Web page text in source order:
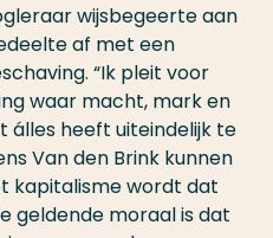
wijsbegeerte aan
af met een
“Ik pleit voor
waar macht, mark en
álles heeft uiteindelijk te
Van den Brink kunnen
kapitalisme wordt dat
geldende moraal is dat